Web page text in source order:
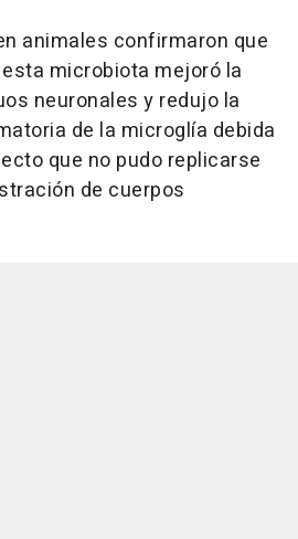
animales confirmaron que
microbiota mejoró la
neuronales y redujo la
de la microglía debida
que no pudo replicarse
de cuerpos